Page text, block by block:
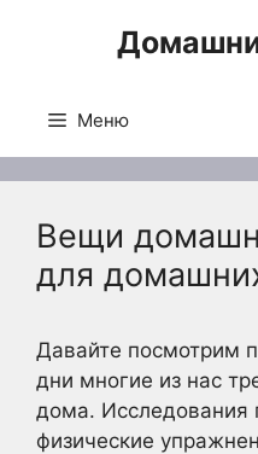
Меню
Вещи
для
Давайте посмотрим
дни многие из нас
дома. Исследования
физические